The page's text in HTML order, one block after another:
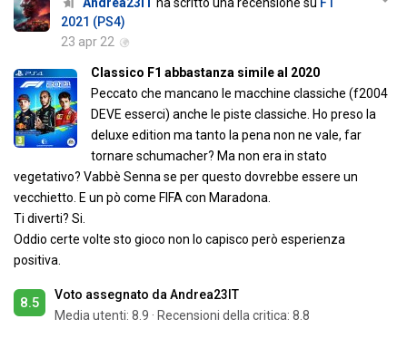
2021 (PS4)
23 apr 22
Classico F1 abbastanza simile al 2020
Peccato che mancano le macchine classiche (f2004
DEVE esserci) anche le piste classiche. Ho preso la
deluxe edition ma tanto la pena non ne vale, far
tornare schumacher? Ma non era in stato
vegetativo? Vabbè Senna se per questo dovrebbe essere un
vecchietto. E un pò come FIFA con Maradona.
Ti diverti? Si.
Oddio certe volte sto gioco non lo capisco però esperienza
positiva.
8.5
Voto assegnato da Andrea23IT
Media utenti: 8.9 · Recensioni della critica: 8.8